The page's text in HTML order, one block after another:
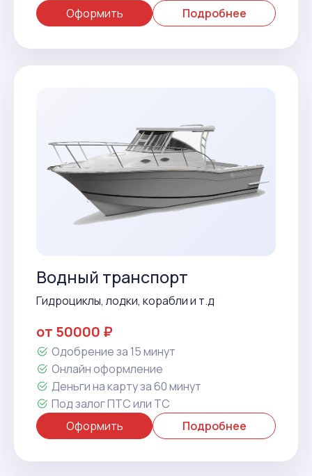
Оформить
Подробнее
Водный транспорт
Гидроциклы, лодки, корабли и т.д
от 50000 ₽
Одобрение за 15 минут
Онлайн оформление
Деньги на карту за 60 минут
Под залог ПТС или ТС
Оформить
Подробнее